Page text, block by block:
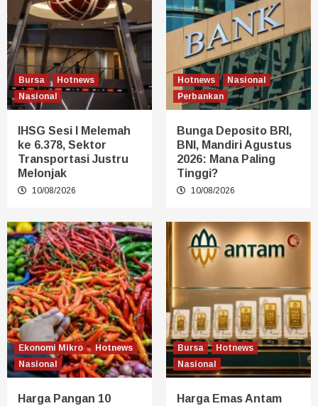
Bursa
Hotnews
Nasional
IHSG Sesi I Melemah
ke 6.378, Sektor
Transportasi Justru
Melonjak
10/08/2026
Hotnews
Nasional
Perbankan
Bunga Deposito BRI,
BNI, Mandiri Agustus
2026: Mana Paling
Tinggi?
10/08/2026
Ekonomi Mikro
Hotnews
Nasional
Harga Pangan 10
Bursa
Hotnews
Nasional
Harga Emas Antam